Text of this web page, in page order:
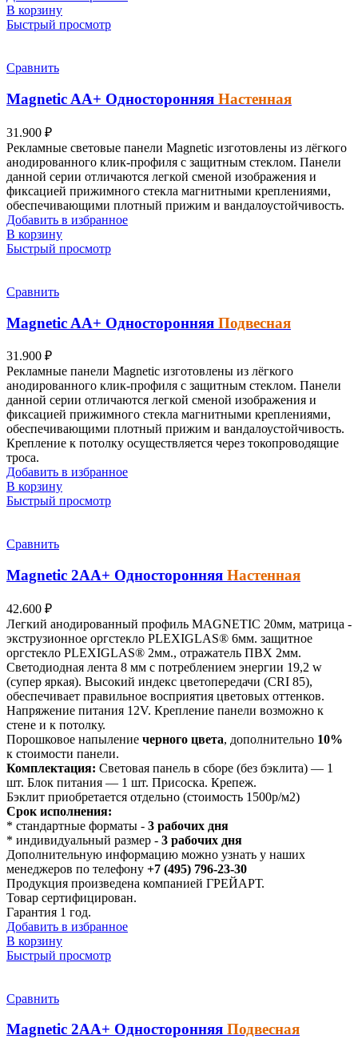
В корзину
Быстрый просмотр
Сравнить
Magnetic AA+ Односторонняя Настенная
31.900 ₽
Рекламные световые панели Magnetiс изготовлены из лёгкого
анодированного клик-профиля с защитным стеклом. Панели
данной серии отличаются легкой сменой изображения и
фиксацией прижимного стекла магнитными креплениями,
обеспечивающими плотный прижим и вандалоустойчивость.
Добавить в избранное
В корзину
Быстрый просмотр
Сравнить
Magnetic AA+ Односторонняя Подвесная
31.900 ₽
Рекламные панели Magnetiс изготовлены из лёгкого
анодированного клик-профиля с защитным стеклом. Панели
данной серии отличаются легкой сменой изображения и
фиксацией прижимного стекла магнитными креплениями,
обеспечивающими плотный прижим и вандалоустойчивость.
Крепление к потолку осуществляется через токопроводящие
троса.
Добавить в избранное
В корзину
Быстрый просмотр
Сравнить
Magnetic 2АА+ Односторонняя Настенная
42.600 ₽
Легкий анодированный профиль MAGNETIC 20мм, матрица -
экструзионное оргстекло PLEXIGLAS® 6мм. защитное
оргстекло PLEXIGLAS® 2мм., отражатель ПВХ 2мм.
Светодиодная лента 8 мм с потреблением энергии 19,2 w
(супер яркая). Высокий индекс цветопередачи (CRI 85),
обеспечивает правильное восприятия цветовых оттенков.
Напряжение питания 12V. Крепление панели возможно к
стене и к потолку.
Порошковое напыление черного цвета, дополнительно 10%
к стоимости панели.
Комплектация: Световая панель в сборе (без бэклита) — 1
шт. Блок питания — 1 шт. Присоска. Крепеж.
Бэклит приобретается отдельно (стоимость 1500р/м2)
Срок исполнения:
* стандартные форматы - 3 рабочих дня
* индивидуальный размер - 3 рабочих дня
Дополнительную информацию можно узнать у наших
менеджеров по телефону +7 (495) 796-23-30
Продукция произведена компанией ГРЕЙАРТ.
Товар сертифицирован.
Гарантия 1 год.
Добавить в избранное
В корзину
Быстрый просмотр
Сравнить
Magnetic 2АА+ Односторонняя Подвесная